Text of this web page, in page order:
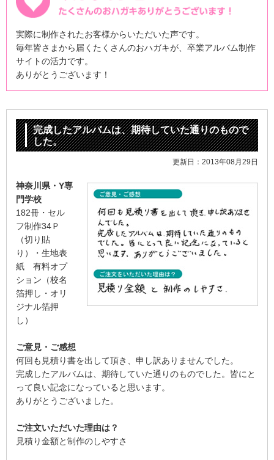
実際に制作されたお客様からいただいた声です。
毎年皆さまから届くたくさんのおハガキが、 卒業アルバム制作
サイトの活力です。
ありがとうございます！
完成したアルバムは、期待していた通りのもので
した。
更新日：2013年08月29日
神奈川県・Y専
門学校
182冊・セル
フ制作34Ｐ
（切り貼
り）・生地表
紙 有料オプ
ション（校名
箔押し・オリ
ジナル箔押
し）
ご意見・ご感想
何回も見積り書を出して頂き、申し訳ありませんでした。
完成したアルバムは、期待していた通りのものでした。皆にと
って良い記念になっていると思います。
ありがとうございました。
ご注文いただいた理由は？
見積り金額と制作のしやすさ